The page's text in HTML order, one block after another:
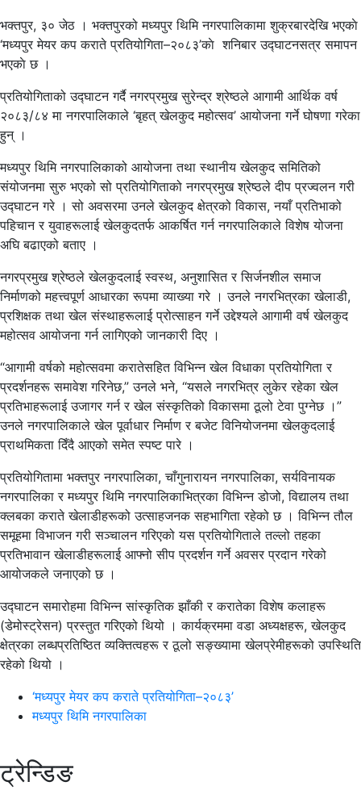
भक्तपुर, ३० जेठ । भक्तपुरको मध्यपुर थिमि नगरपालिकामा शुक्रबारदेखि भएकाे
‘मध्यपुर मेयर कप कराते प्रतियोगिता–२०८३’काे शनिबार उद्घाटनसत्र समापन
भएकाे छ ।
प्रतियोगिताको उद्घाटन गर्दै नगरप्रमुख सुरेन्द्र श्रेष्ठले आगामी आर्थिक वर्ष
२०८३/८४ मा नगरपालिकाले ‘बृहत् खेलकुद महोत्सव’ आयोजना गर्ने घोषणा गरेका
हुन् ।
मध्यपुर थिमि नगरपालिकाको आयोजना तथा स्थानीय खेलकुद समितिको
संयोजनमा सुरु भएको सो प्रतियोगिताको नगरप्रमुख श्रेष्ठले दीप प्रज्वलन गरी
उद्घाटन गरे । सो अवसरमा उनले खेलकुद क्षेत्रको विकास, नयाँ प्रतिभाको
पहिचान र युवाहरूलाई खेलकुदतर्फ आकर्षित गर्न नगरपालिकाले विशेष योजना
अघि बढाएको बताए ।
नगरप्रमुख श्रेष्ठले खेलकुदलाई स्वस्थ, अनुशासित र सिर्जनशील समाज
निर्माणको महत्त्वपूर्ण आधारका रूपमा व्याख्या गरे । उनले नगरभित्रका खेलाडी,
प्रशिक्षक तथा खेल संस्थाहरूलाई प्रोत्साहन गर्ने उद्देश्यले आगामी वर्ष खेलकुद
महोत्सव आयोजना गर्न लागिएको जानकारी दिए ।
“आगामी वर्षको महोत्सवमा करातेसहित विभिन्न खेल विधाका प्रतियोगिता र
प्रदर्शनहरू समावेश गरिनेछ,” उनले भने, “यसले नगरभित्र लुकेर रहेका खेल
प्रतिभाहरूलाई उजागर गर्न र खेल संस्कृतिको विकासमा ठूलो टेवा पुग्नेछ ।”
उनले नगरपालिकाले खेल पूर्वाधार निर्माण र बजेट विनियोजनमा खेलकुदलाई
प्राथमिकता दिँदै आएको समेत स्पष्ट पारे ।
प्रतियोगितामा भक्तपुर नगरपालिका, चाँगुनारायन नगरपालिका, सर्यविनायक
नगरपालिका र मध्यपुर थिमि नगरपालिकाभित्रका विभिन्न डोजो, विद्यालय तथा
क्लबका कराते खेलाडीहरूको उत्साहजनक सहभागिता रहेको छ । विभिन्न तौल
समूहमा विभाजन गरी सञ्चालन गरिएको यस प्रतियोगिताले तल्लो तहका
प्रतिभावान खेलाडीहरूलाई आफ्नो सीप प्रदर्शन गर्ने अवसर प्रदान गरेको
आयोजकले जनाएको छ ।
उद्घाटन समारोहमा विभिन्न सांस्कृतिक झाँकी र करातेका विशेष कलाहरू
(डेमोस्ट्रेसन) प्रस्तुत गरिएको थियो । कार्यक्रममा वडा अध्यक्षहरू, खेलकुद
क्षेत्रका लब्धप्रतिष्ठित व्यक्तित्वहरू र ठूलो सङ्ख्यामा खेलप्रेमीहरूको उपस्थिति
रहेको थियो ।
‘मध्यपुर मेयर कप कराते प्रतियोगिता–२०८३’
मध्यपुर थिमि नगरपालिका
ट्रेन्डिङ